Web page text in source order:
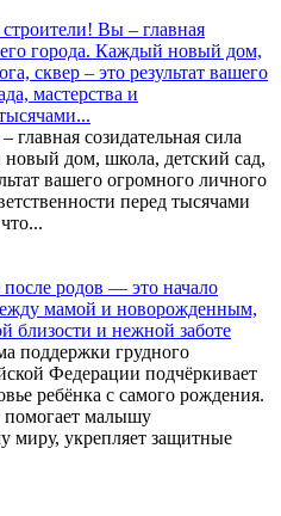
Вы – главная
города. Каждый новый дом,
сквер – это результат вашего
мастерства и
созидательная сила
дом, школа, детский сад,
вашего огромного личного
перед тысячами
родов — это начало
мамой и новорожденным,
близости и нежной заботе
поддержки грудного
Федерации подчёркивает
ребёнка с самого рождения.
помогает малышу
миру, укрепляет защитные